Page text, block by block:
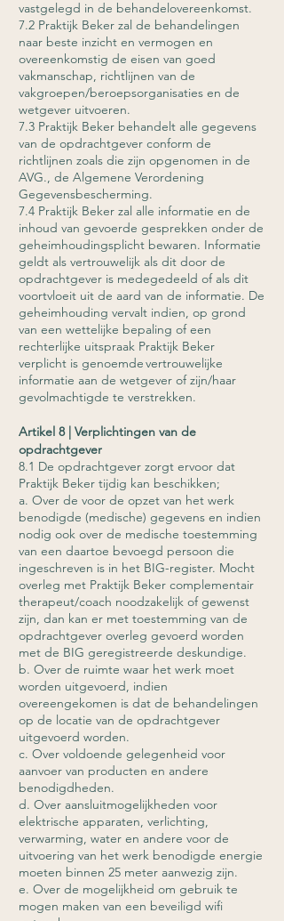
vastgelegd in de behandelovereenkomst.
7.2 Praktijk Beker zal de behandelingen
naar beste inzicht en vermogen en
overeenkomstig de eisen van goed
vakmanschap, richtlijnen van de
vakgroepen/beroepsorganisaties en de
wetgever uitvoeren.
7.3 Praktijk Beker behandelt alle gegevens
van de opdrachtgever conform de
richtlijnen zoals die zijn opgenomen in de
AVG., de Algemene Verordening
Gegevensbescherming.
7.4 Praktijk Beker zal alle informatie en de
inhoud van gevoerde gesprekken onder de
geheimhoudingsplicht bewaren. Informatie
geldt als vertrouwelijk als dit door de
opdrachtgever is medegedeeld of als dit
voortvloeit uit de aard van de informatie. De
geheimhouding vervalt indien, op grond
van een wettelijke bepaling of een
rechterlijke uitspraak Praktijk Beker
verplicht is genoemde vertrouwelijke
informatie aan de wetgever of zijn/haar
gevolmachtigde te verstrekken.
Artikel 8 | Verplichtingen van de
opdrachtgever
8.1 De opdrachtgever zorgt ervoor dat
Praktijk Beker tijdig kan beschikken;
a. Over de voor de opzet van het werk
benodigde (medische) gegevens en indien
nodig ook over de medische toestemming
van een daartoe bevoegd persoon die
ingeschreven is in het BIG-register. Mocht
overleg met Praktijk Beker complementair
therapeut/coach noodzakelijk of gewenst
zijn, dan kan er met toestemming van de
opdrachtgever overleg gevoerd worden
met de BIG geregistreerde deskundige.
b. Over de ruimte waar het werk moet
worden uitgevoerd, indien
overeengekomen is dat de behandelingen
op de locatie van de opdrachtgever
uitgevoerd worden.
c. Over voldoende gelegenheid voor
aanvoer van producten en andere
benodigdheden.
d. Over aansluitmogelijkheden voor
elektrische apparaten, verlichting,
verwarming, water en andere voor de
uitvoering van het werk benodigde energie
moeten binnen 25 meter aanwezig zijn.
e. Over de mogelijkheid om gebruik te
mogen maken van een beveiligd wifi